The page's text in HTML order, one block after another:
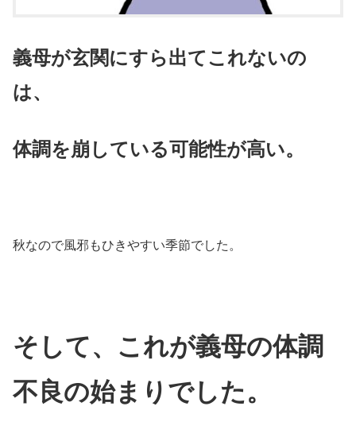
義母が玄関にすら出てこれないの
は、
体調を崩している可能性が高い。
秋なので風邪もひきやすい季節でした。
そして、これが義母の体調
不良の始まりでした。